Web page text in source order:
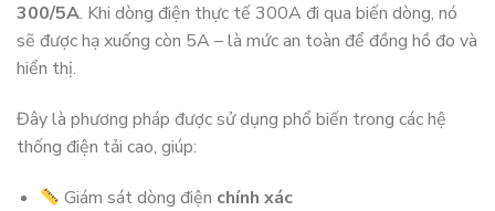
300/5A. Khi dòng điện thực tế 300A đi qua biến dòng, nó
sẽ được hạ xuống còn 5A – là mức an toàn để đồng hồ đo và
hiển thị.
Đây là phương pháp được sử dụng phổ biến trong các hệ
thống điện tải cao, giúp:
Giám sát dòng điện chính xác